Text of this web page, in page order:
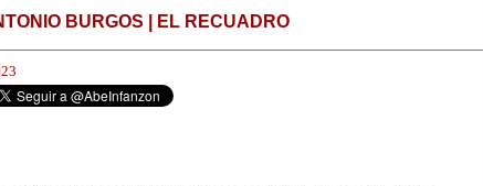
BURGOS | EL RECUADRO